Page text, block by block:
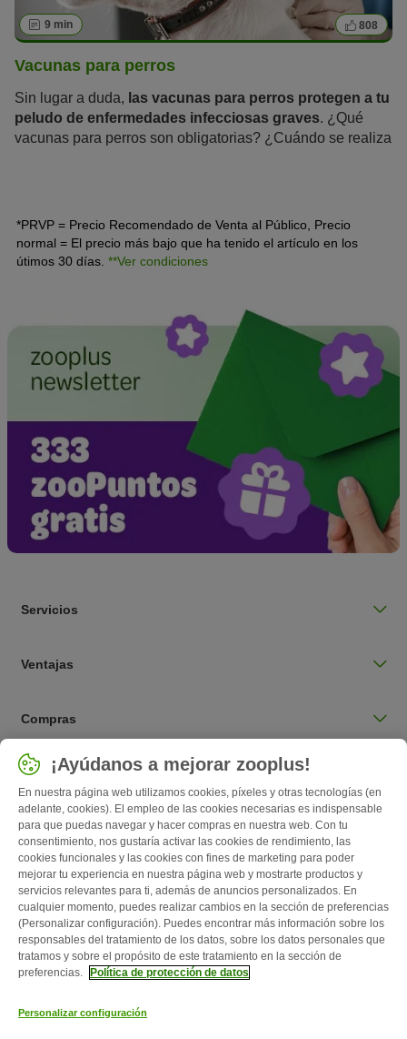
9 min 808
Vacunas para perros
Sin lugar a duda, las vacunas para perros protegen a tu
peludo de enfermedades infecciosas graves. ¿Qué
vacunas para perros son obligatorias? ¿Cuándo se realiza
*PRVP = Precio Recomendado de Venta al Público, Precio
normal = El precio más bajo que ha tenido el artículo en los
útimos 30 días. **Ver condiciones
Servicios
Ventajas
Compras
Seleccionar país
España / ES
Follow zooplus
Quiénes somos Empleo
¡Ayúdanos a mejorar zooplus!
En nuestra página web utilizamos cookies, píxeles y otras tecnologías (en
adelante, cookies). El empleo de las cookies necesarias es indispensable
para que puedas navegar y hacer compras en nuestra web. Con tu
consentimiento, nos gustaría activar las cookies de rendimiento, las
cookies funcionales y las cookies con fines de marketing para poder
mejorar tu experiencia en nuestra página web y mostrarte productos y
servicios relevantes para ti, además de anuncios personalizados. En
cualquier momento, puedes realizar cambios en la sección de preferencias
(Personalizar configuración). Puedes encontrar más información sobre los
responsables del tratamiento de los datos, sobre los datos personales que
tratamos y sobre el propósito de este tratamiento en la sección de
preferencias.
Política de protección de datos
Personalizar configuración